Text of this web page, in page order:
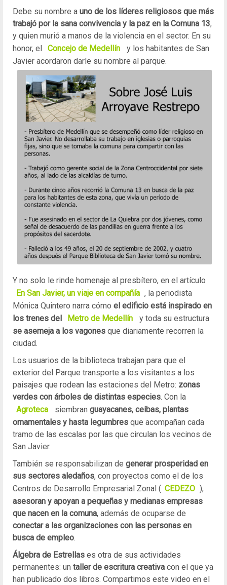
Debe su nombre a uno de los líderes religiosos que más
trabajó por la sana convivencia y la paz en la Comuna 13,
y quien murió a manos de la violencia en el sector. En su
honor, el
Concejo de Medellín
y los habitantes de San
Javier acordaron darle su nombre al parque.
Y no solo le rinde homenaje al presbítero, en el artículo
En San Javier, un viaje en compañía , la periodista
Mónica Quintero narra cómo el edificio está inspirado en
los trenes del
Metro de Medellín
y toda su estructura
se asemeja a los vagones que diariamente recorren la
ciudad.
Los usuarios de la biblioteca trabajan para que el
exterior del Parque transporte a los visitantes a los
paisajes que rodean las estaciones del Metro: zonas
verdes con árboles de distintas especies. Con la
Agroteca
siembran guayacanes, ceibas, plantas
ornamentales y hasta legumbres que acompañan cada
tramo de las escalas por las que circulan los vecinos de
San Javier.
También se responsabilizan de generar prosperidad en
sus sectores aledaños, con proyectos como el de los
Centros de Desarrollo Empresarial Zonal ( CEDEZO ),
asesoran y apoyan a pequeñas y medianas empresas
que nacen en la comuna, además de ocuparse de
conectar a las organizaciones con las personas en
busca de empleo.
Álgebra de Estrellas es otra de sus actividades
permanentes: un taller de escritura creativa con el que ya
han publicado dos libros. Compartimos este video en el